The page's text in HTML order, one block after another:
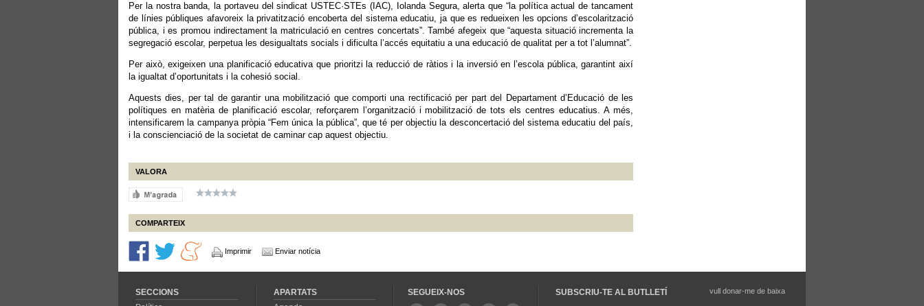
Per la nostra banda, la portaveu del sindicat USTEC·STEs (IAC), Iolanda Segura, alerta que “la política actual de tancament
de línies públiques afavoreix la privatització encoberta del sistema educatiu, ja que es redueixen les opcions d’escolarització
pública, i es promou indirectament la matriculació en centres concertats”. També afegeix que “aquesta situació incrementa la
segregació escolar, perpetua les desigualtats socials i dificulta l’accés equitatiu a una educació de qualitat per a tot l’alumnat”.
Per això, exigeixen una planificació educativa que prioritzi la reducció de ràtios i la inversió en l’escola pública, garantint així
la igualtat d’oportunitats i la cohesió social.
Aquests dies, per tal de garantir una mobilització que comporti una rectificació per part del Departament d’Educació de les
polítiques en matèria de planificació escolar, reforçarem l’organització i mobilització de tots els centres educatius. A més,
intensificarem la campanya pròpia “Fem única la pública”, que té per objectiu la desconcertació del sistema educatiu del país,
i la conscienciació de la societat de caminar cap aquest objectiu.
VALORA
COMPARTEIX
Imprimir Enviar notícia
SECCIONS
APARTATS
SEGUEIX-NOS SUBSCRIU-TE AL BUTLLETÍ vull donar-me de baixa